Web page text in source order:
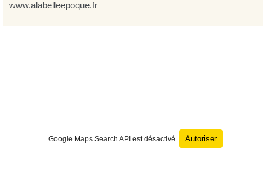
www.alabelleepoque.fr
Google Maps Search API est désactivé. Autoriser